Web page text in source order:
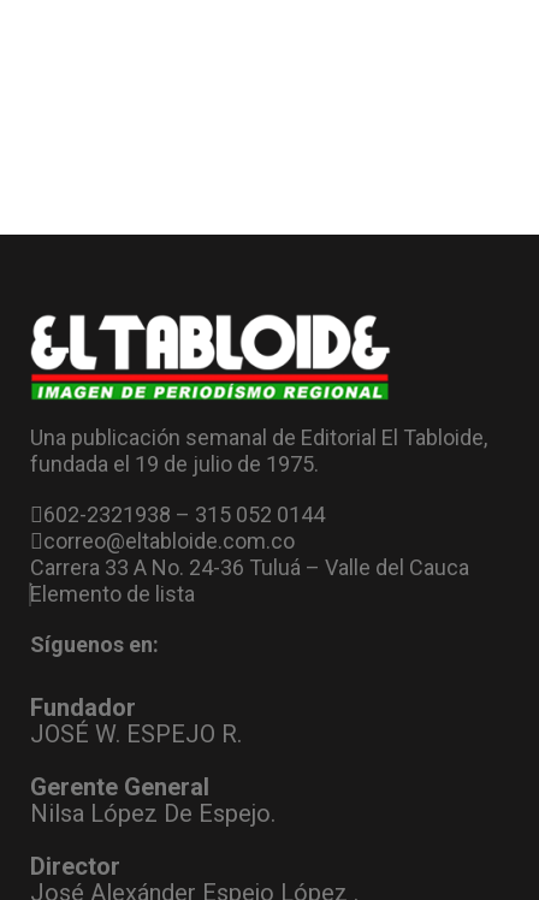
Una publicación semanal de Editorial El Tabloide,
fundada el 19 de julio de 1975.
602-2321938 – 315 052 0144
correo@eltabloide.com.co
Carrera 33 A No. 24-36 Tuluá – Valle del Cauca
Elemento de lista
Síguenos en:
Fundador
JOSÉ W. ESPEJO R.
Gerente General
Nilsa López De Espejo.
Director
José Alexánder Espejo López .